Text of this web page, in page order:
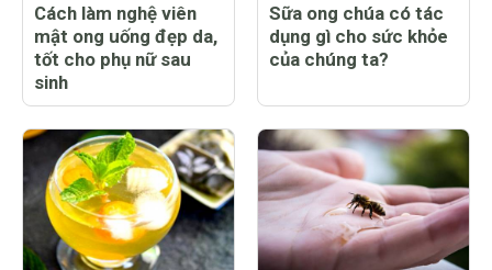
Cách làm nghệ viên
mật ong uống đẹp da,
tốt cho phụ nữ sau
sinh
Sữa ong chúa có tác
dụng gì cho sức khỏe
của chúng ta?